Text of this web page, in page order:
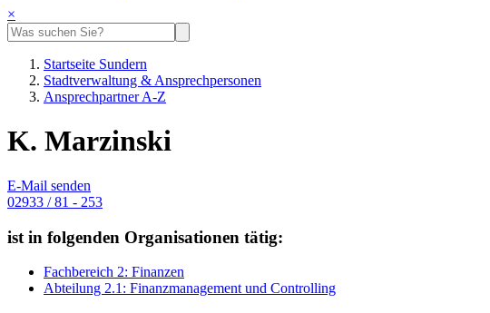
×
Startseite Sundern
Stadtverwaltung & Ansprechpersonen
Ansprechpartner A-Z
K. Marzinski
E-Mail senden
02933 / 81 - 253
ist in folgenden Organisationen tätig:
Fachbereich 2: Finanzen
Abteilung 2.1: Finanzmanagement und Controlling